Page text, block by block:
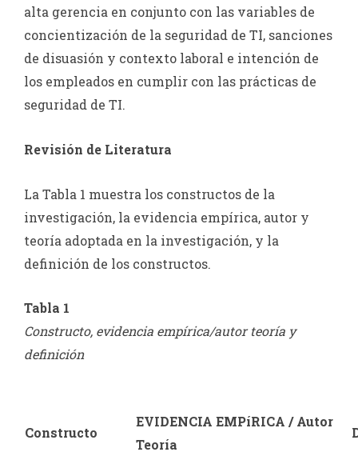
alta gerencia en conjunto con las variables de
concientización de la seguridad de TI, sanciones
de disuasión y contexto laboral e intención de
los empleados en cumplir con las prácticas de
seguridad de TI.
Revisión de Literatura
La Tabla 1 muestra los constructos de la
investigación, la evidencia empírica, autor y
teoría adoptada en la investigación, y la
definición de los constructos.
Tabla 1
Constructo, evidencia empírica/autor teoría y
definición
Constructo
EVIDENCIA EMPíRICA / Autor
Teoría